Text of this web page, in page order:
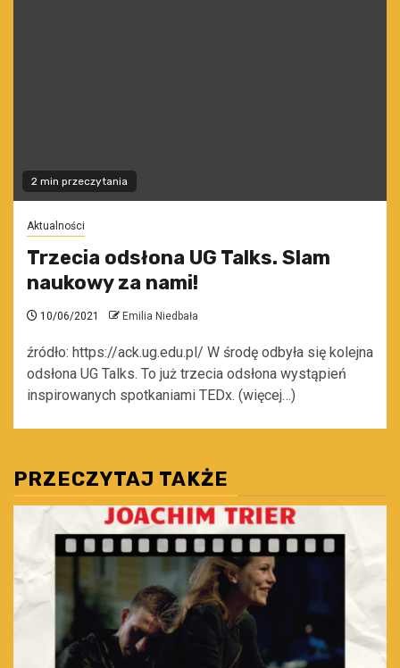
2 min przeczytania
Aktualności
Trzecia odsłona UG Talks. Slam
naukowy za nami!
10/06/2021 Emilia Niedbała
źródło: https://ack.ug.edu.pl/ W środę odbyła się kolejna
odsłona UG Talks. To już trzecia odsłona wystąpień
inspirowanych spotkaniami TEDx. (więcej…)
PRZECZYTAJ TAKŻE